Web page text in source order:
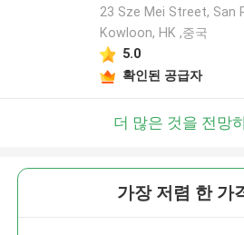
23 Sze Mei Street, San
Kowloon, HK ,중국
5.0
확인된 공급자
더 많은 것을 전망
가장 저렴 한 가